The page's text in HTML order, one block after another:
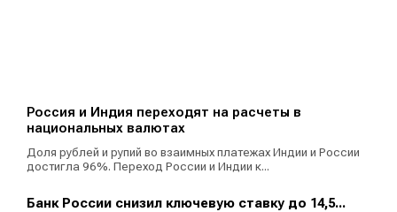
Россия и Индия переходят на расчеты в
национальных валютах
Доля рублей и рупий во взаимных платежах Индии и России
достигла 96%. Переход России и Индии к...
Банк России снизил ключевую ставку до 14,5...